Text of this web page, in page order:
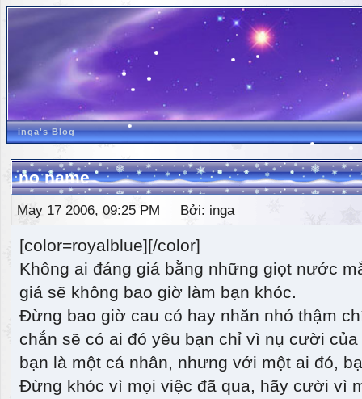
inga's Blog
no name
May 17 2006, 09:25 PM Bởi: inga
[color=royalblue][/color]
Không ai đáng giá bằng những giọt nước
giá sẽ không bao giờ làm bạn khóc.
Đừng bao giờ cau có hay nhăn nhó thậm
chắn sẽ có ai đó yêu bạn chỉ vì nụ cười
bạn là một cá nhân, nhưng với một ai đó,
Đừng khóc vì mọi việc đã qua, hãy cười vì